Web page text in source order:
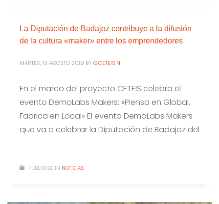
La Diputación de Badajoz contribuye a la difusión
de la cultura «maker» entre los emprendedores
MARTES, 13 AGOSTO 2019 BY G.CETEIS.N
En el marco del proyecto CETEIS celebra el
evento DemoLabs Makers: «Piensa en Global,
Fabrica en Local» El evento DemoLabs Makers
que va a celebrar la Diputación de Badajoz del
PUBLISHED IN NOTICIAS